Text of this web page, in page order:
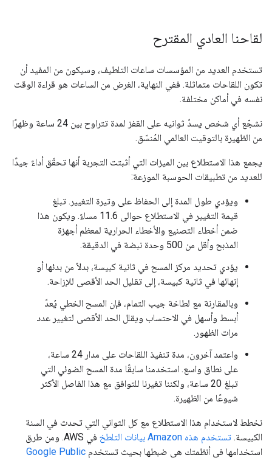
لقاحنا العادي المقترح
تستخدم العديد من المؤسسات ساعات التلطيف، وسيكون من المفيد أن
تكون اللقاحات متماثلة. ففي النهاية، الغرض من الساعات هو قراءة الوقت
نفسه في أماكن مختلفة.
نشجّع أي شخص يسدّ ثوانيه على القفز لمدة تتراوح بين 24 ساعة وظهرًا
من الظهيرة بالتوقيت العالمي المُنسّق.
يجمع هذا الاستطلاع بين الميزات التي أثبتت التجربة أنها تحقّق أداءً جيدًا
للعديد من تطبيقات الحوسبة الموزعة:
ويؤدي طول المدة إلى الحفاظ على وتيرة التغيير. تبلغ
قيمة التغيير في الاستطلاع حوالى 11.6 مساءً. ويكون هذا
ضمن أخطاء التصنيع والأخطاء الحرارية لمعظم أجهزة
المذبح وأقل من 500 وحدة نبضة في الدقيقة.
يؤدي تحديد مركز المسح في ثانية كبيسة، بدلاً من بدئها أو
إنهائها في ثانية كبيسة، إلى تقليل الحد الأقصى للإزاحة.
وبالمقارنة مع لطاخة جيب التمام، فإن المسح الخطي يُعدّ
أبسط وأسهل في الاحتساب ويقلل الحد الأقصى لتغيير عدد
مرات الظهور.
واعتمد آخرون، مدة تنفيذ اللقاحات على مدار 24 ساعة،
على نطاق واسع. استخدمنا سابقًا مدة المسح الضوئي التي
تبلغ 20 ساعة، ولكننا تغيرنا للتوافق مع هذا الفاصل الأكثر
شيوعًا من الظهيرة.
نخطط لاستخدام هذا الاستطلاع مع كل الثواني التي تحدث في السنة
الكبيسة. تستخدم هذه Amazon بيانات التلطخ
في AWS. ومن طرق
استخدامها في أنظمتك هي ضبطها بحيث تستخدم Google Public